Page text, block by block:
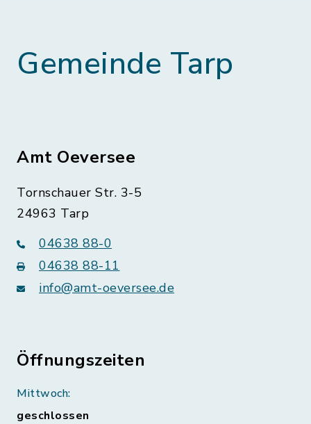
Gemeinde Tarp
Amt Oeversee
Tornschauer Str. 3-5
24963 Tarp
04638 88-0
04638 88-11
info@amt-oeversee.de
Öffnungszeiten
Mittwoch:
geschlossen